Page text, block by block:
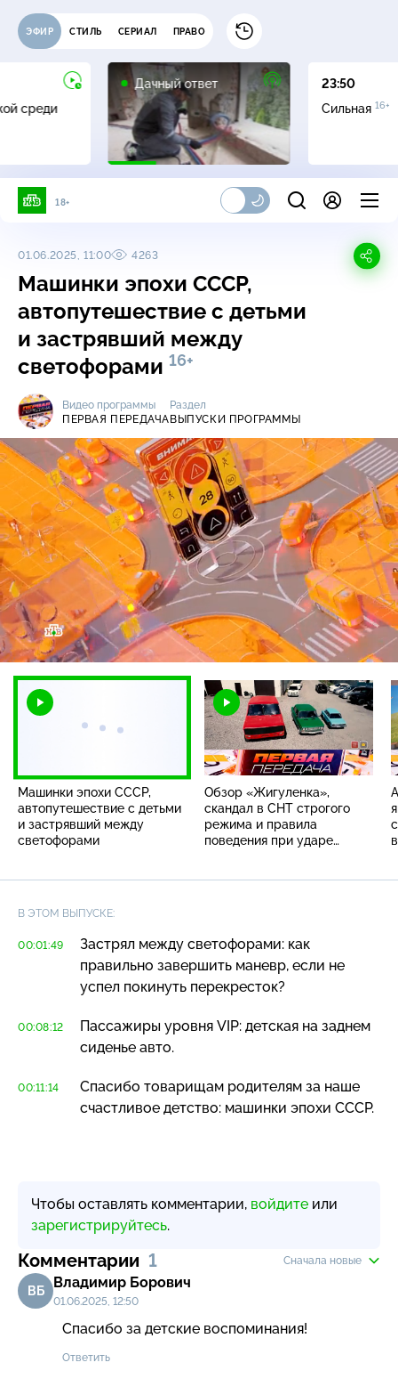
ЭФИР СТИЛЬ СЕРИАЛ ПРАВО
среди
Дачный ответ
23:50
Сильная 16+
18+
01.06.2025, 11:00 4263
Машинки эпохи СССР,
автопутешествие с детьми
и застрявший между
светофорами 16+
Видео программы
ПЕРВАЯ ПЕРЕДАЧА
Раздел
ВЫПУСКИ ПРОГРАММЫ
/
Загрузка:
4.14%
Машинки эпохи СССР,
автопутешествие с детьми
и застрявший между
светофорами
Обзор «Жигуленка»,
скандал в СНТ строгого
режима и правила
поведения при ударе
В ЭТОМ ВЫПУСКЕ:
00:01:49
Застрял между светофорами: как
правильно завершить маневр, если не
успел покинуть перекресток?
00:08:12
Пассажиры уровня VIP: детская на заднем
сиденье авто.
00:11:14
Спасибо товарищам родителям за наше
счастливое детство: машинки эпохи СССР.
Чтобы оставлять комментарии, войдите или
зарегистрируйтесь.
Комментарии 1 Сначала новые
ВБ Владимир Борович
01.06.2025, 12:50
Спасибо за детские воспоминания!
Ответить